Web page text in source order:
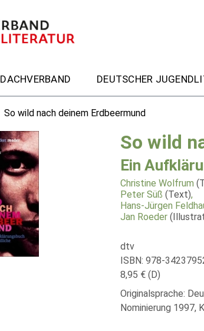
DACHVERBAND DEUTSCHER
So wild nach deinem Erdbeermund
So wild
Ein
Christine Wolfrum
Peter Süß (Text),
Hans-Jürgen
Jan Roeder
dtv
ISBN: 978-
8,95 € (D)
Originalsprache:
Nominierung 1997,